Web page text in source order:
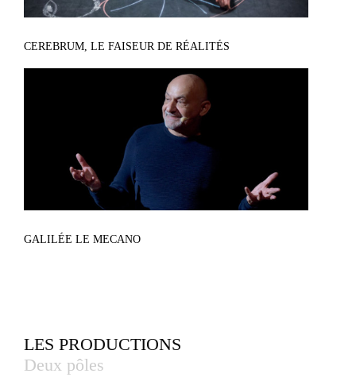
CEREBRUM, LE FAISEUR DE RÉALITÉS
GALILÉE LE MECANO
LES PRODUCTIONS
Deux pôles